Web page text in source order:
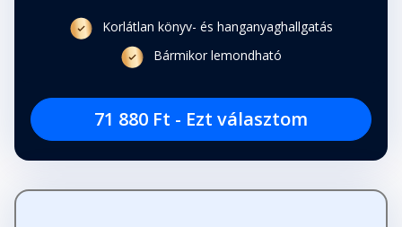
Korlátlan könyv- és hanganyaghallgatás
Bármikor lemondható
71 880 Ft - Ezt választom